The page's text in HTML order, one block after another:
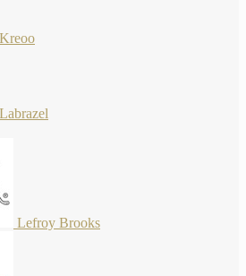
Kreoo
Labrazel
Lefroy Brooks